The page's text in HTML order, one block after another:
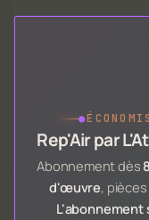
●
Rep'Air par
Abonnement dès
d'œuvre,
L'abonnement